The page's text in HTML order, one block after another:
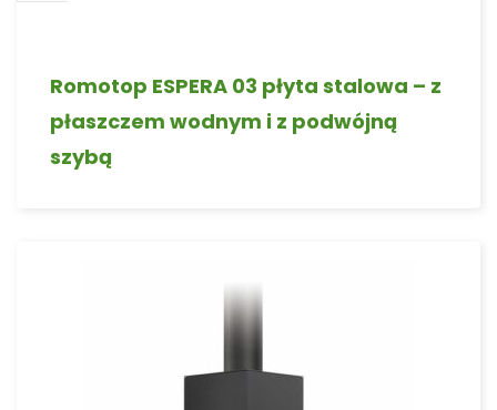
Romotop ESPERA 03 płyta stalowa – z
płaszczem wodnym i z podwójną
szybą